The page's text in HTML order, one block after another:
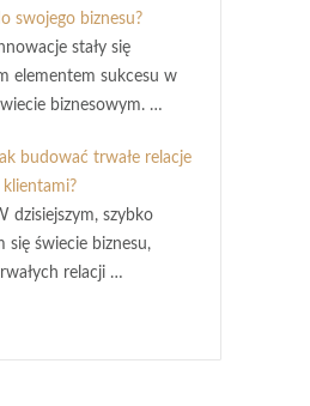
swojego biznesu?
stały się
elementem sukcesu w
biznesowym. …
budować trwałe relacje
klientami?
dzisiejszym, szybko
się świecie biznesu,
relacji …